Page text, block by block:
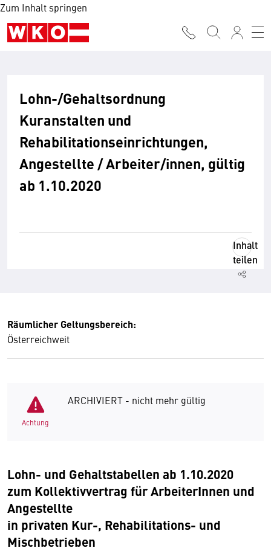
Zum Inhalt springen
Lohn-/Gehaltsordnung
Kuranstalten und
Rehabilitationseinrichtungen,
Angestellte / Arbeiter/innen, gültig
ab 1.10.2020
Inhalt
teilen
Räumlicher Geltungsbereich:
Österreichweit
Achtung
ARCHIVIERT - nicht mehr gültig
Lohn- und Gehaltstabellen ab 1.10.2020
zum Kollektivvertrag für ArbeiterInnen und
Angestellte
in privaten Kur-, Rehabilitations- und
Mischbetrieben